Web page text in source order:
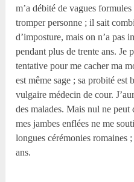
m’a débité de vagues
tromper personne ; il sait
d’imposture, mais on n’a pas
pendant plus de trente ans. Je
tentative pour me cacher ma
est même sage ; sa probité est
vulgaire médecin de cour.
des malades. Mais nul ne peut
mes jambes enflées ne me
longues cérémonies romaines
ans.